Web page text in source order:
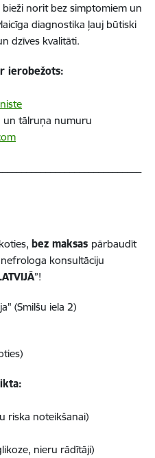
norit bez simptomiem un
diagnostika ļauj būtiski
dzīves kvalitāti.
ierobežots:
un tālruņa numuru
bez maksas pārbaudīt
konsultāciju
”!
(Smilšu iela 2)
riska noteikšanai)
nieru rādītāji)